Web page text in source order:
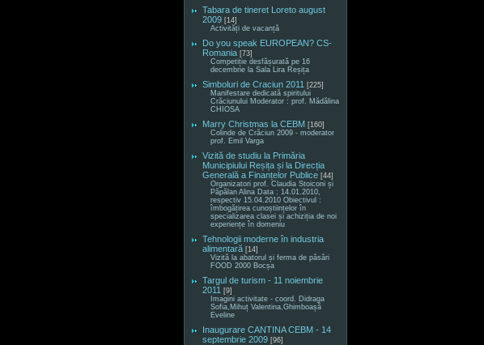
Tabara de tineret Loreto august
2009 [14]
Activități de vacanță
Do you speak EUROPEAN? CS-
Romania [73]
Competiție desfășurată pe 16
decembrie la Sala Lira Reșița
Simboluri de Craciun 2011 [225]
Manifestare dedicată spiritului
Crăciunului Moderator : prof. Mădălina
CHIOSA
Marry Christmas la CEBM [160]
Colinde de Crăciun 2009 - moderator
prof. Emil Varga
Vizită de studiu la Primăria
Municipiului Reșița și la Direcția
Generală a Finanțelor Publice [44]
Organizatori prof. Claudia Stoiconi și
Păpălan Alina Data : 14.01.2010,
respectiv 15.04.2010 Obiectivul :
îmbogățirea cunoștiințelor în
specializarea clasei și achiziția de noi
experiențe în domeniu
Tehnologii moderne în industria
alimentară [14]
Vizită la abatorul și ferma de păsări
FOOD 2000 Bocșa
Targul de turism - 11 noiembrie
2011 [9]
Imagini activitate - coord. Didraga
Sofia,Mihuț Valentina,Ghimboașă
Eveline
Inaugurare CANTINA CEBM - 14
septembrie 2009 [96]